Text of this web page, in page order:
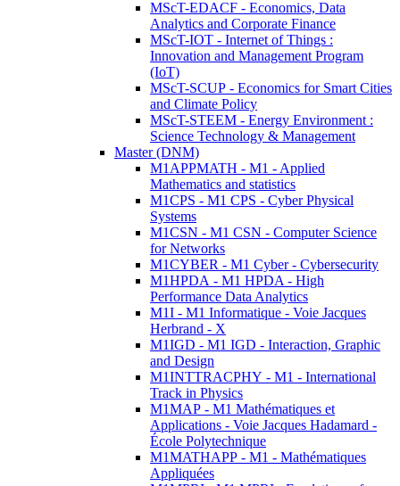
MScT-EDACF - Economics, Data
Analytics and Corporate Finance
MScT-IOT - Internet of Things :
Innovation and Management Program
(IoT)
MScT-SCUP - Economics for Smart Cities
and Climate Policy
MScT-STEEM - Energy Environment :
Science Technology & Management
Master (DNM)
M1APPMATH - M1 - Applied
Mathematics and statistics
M1CPS - M1 CPS - Cyber Physical
Systems
M1CSN - M1 CSN - Computer Science
for Networks
M1CYBER - M1 Cyber - Cybersecurity
M1HPDA - M1 HPDA - High
Performance Data Analytics
M1I - M1 Informatique - Voie Jacques
Herbrand - X
M1IGD - M1 IGD - Interaction, Graphic
and Design
M1INTTRACPHY - M1 - International
Track in Physics
M1MAP - M1 Mathématiques et
Applications - Voie Jacques Hadamard -
École Polytechnique
M1MATHAPP - M1 - Mathématiques
Appliquées